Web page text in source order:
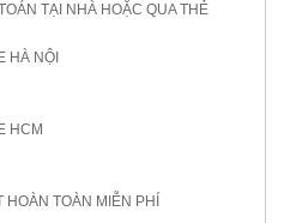
TẠI NHÀ HOẶC QUA THẺ
HÀ NỘI
HCM
HOÀN TOÀN MIỄN PHÍ